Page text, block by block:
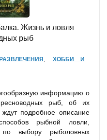
Жизнь и ловля
рыб
РАЗВЛЕЧЕНИЯ
ХОББИ И
информацию о
рыб, об их
подробное описание
рыбной ловли,
по выбору рыболовных